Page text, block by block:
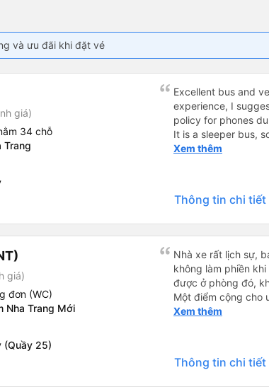
và ưu đãi khi đặt vé
giá)
34 chỗ
Trang
Excellent bus and
experience, I
policy for phones
It is a sleeper bus,
Wi-Fi password
hơn, tôi góp ý nhà
lặng (tắt âm thanh
Tôi vẫn sẽ tiếp tục
Xem thêm
Thông tin chi tiết
giá)
đơn (WC)
Nha Trang Mới
(Quầy 25)
Nhà xe rất lịch sự,
không làm phiền
được ở phòng đó,
Một điểm cộng cho
Xem thêm
Thông tin chi tiết